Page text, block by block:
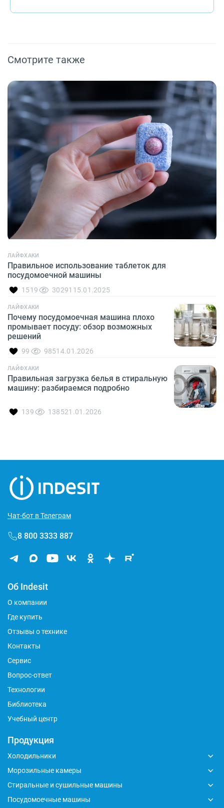
Смотрите также
ЛАЙФХАКИ
Правильное использование таблеток для
посудомоечной машины
1519 30291 15.01.2025
ЛАЙФХАКИ
Почему посудомоечная машина плохо
промывает посуду: обзор возможных
решений
99 98514.01.2026
ЛАЙФХАКИ
Правильная загрузка белья в стиральную
машину: разбираемся подробно
139 138521.01.2026
Чат-бот в Телеграм
8 800 3333 887
Об Indesit
О компании
Где купить
Отзывы о технике
Контакты
Сервис
Вопрос-ответ
Технологии
Библиотека
Учебный центр
Продукция
Холодильники
Морозильные камеры
Стиральные и сушильные машины
Посудомоечные машины